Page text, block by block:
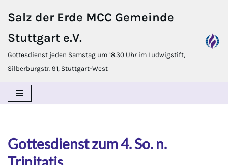
Inhalt
springen
Salz der Erde MCC Gemeinde
Stuttgart e.V.
Gottesdienst jeden Samstag um 18.30 Uhr im Ludwigstift,
Silberburgstr. 91, Stuttgart-West
Gottesdienst zum 4. So. n.